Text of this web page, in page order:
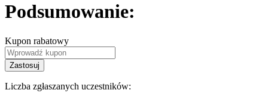
Podsumowanie:
Kupon rabatowy
Zastosuj
Liczba zgłaszanych uczestników: